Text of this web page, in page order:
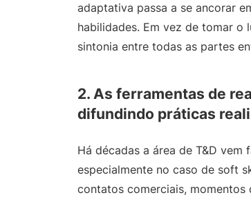
adaptativa passa a se ancorar
habilidades. Em vez de tomar o
sintonia entre todas as partes
2. As ferramentas de
difundindo práticas
Há décadas a área de T&D
especialmente no caso de soft
contatos comerciais, momentos